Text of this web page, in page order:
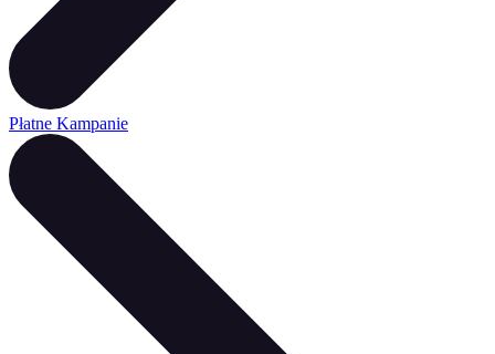
Płatne Kampanie